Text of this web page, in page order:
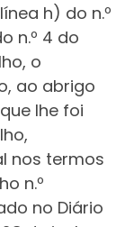
h) do n.º
n.º 4 do
o
ao abrigo
lhe foi
nos termos
n.º
no Diário